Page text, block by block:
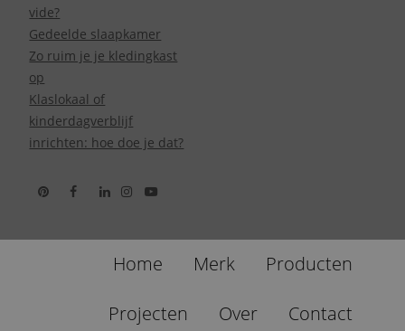
vide?
Gedeelde slaapkamer
Zo ruim je je kledingkast
op
Klaslokaal of
kinderdagverblijf
inrichten: hoe doe je dat?
Home Merk Producten
Projecten Over Contact